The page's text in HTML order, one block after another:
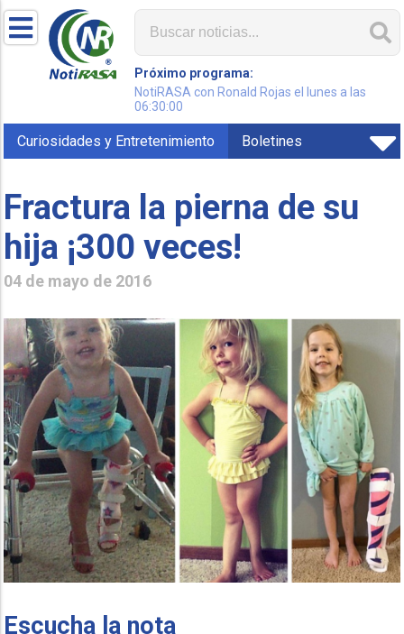
Próximo programa:
NotiRASA con Ronald Rojas el lunes a las
06:30:00
Curiosidades y Entretenimiento Boletines
Fractura la pierna de su
hija ¡300 veces!
04 de mayo de 2016
Escucha la nota